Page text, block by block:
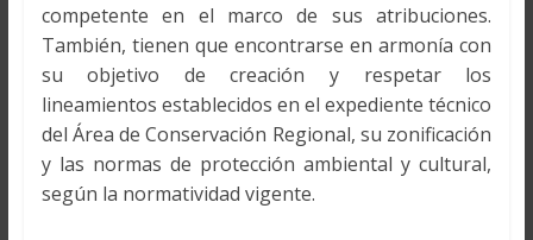
competente en el marco de sus atribuciones.
También, tienen que encontrarse en armonía con
su objetivo de creación y respetar los
lineamientos establecidos en el expediente técnico
del Área de Conservación Regional, su zonificación
y las normas de protección ambiental y cultural,
según la normatividad vigente.